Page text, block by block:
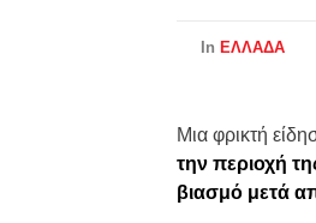
In ΕΛΛΑΔΑ
Μια φρικτή
την περιοχή
βιασμό μετά